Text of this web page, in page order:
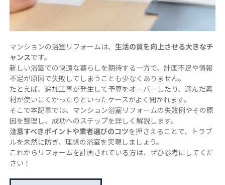
マンションの浴室リフォームは、 生活の質を向上させる大きなチ
ャンスです。
新しい浴室での快適な暮らしを期待する一方で、計画不足や情報
不足が原因で失敗してしまうことも少なくありません。
たとえば、追加工事が発生して予算をオーバーしたり、選んだ素
材が使いにくかったりといったケースがよく聞かれます。
そこで本記事では、マンション浴室リフォームの失敗例やその原
因を整理し、成功へのステップを詳しく解説します。
注意すべきポイントや業者選びのコツを押さえることで、トラブ
ルを未然に防ぎ、理想の浴室を実現しましょう。
これからリフォームを計画されている方は、ぜひ参考にしてくだ
さい！